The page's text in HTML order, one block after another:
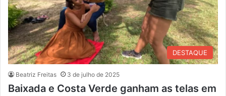
DESTAQUE
Beatriz Freitas 3 de julho de 2025
Baixada e Costa Verde ganham as telas em